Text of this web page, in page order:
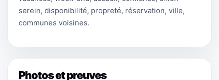
serein, disponibilité, propreté, réservation, ville,
communes voisines.
Photos et preuves